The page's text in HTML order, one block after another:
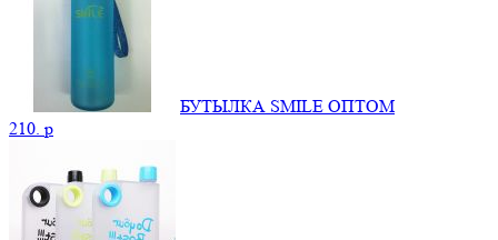
БУТЫЛКА SMILE ОПТОМ
210. p